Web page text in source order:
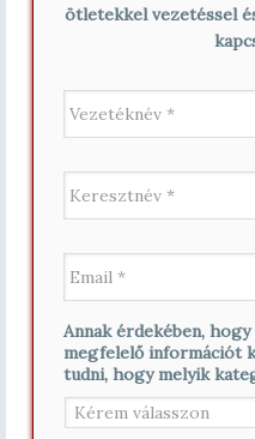
ötletekkel vezetéssel
V
e
t
é
k
é
v
*
K
e
s
z
t
n
é
v
*
E
m
l
*
Annak érdekében,
megfelelő információt
tudni, hogy melyik